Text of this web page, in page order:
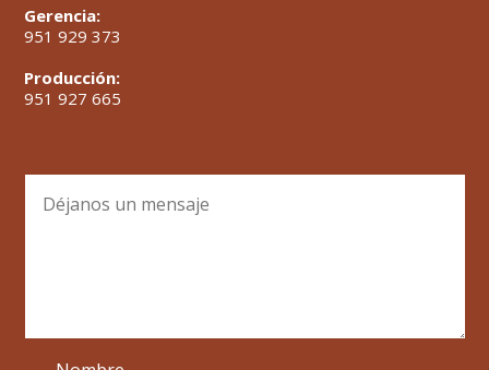
Gerencia:
951 929 373
Producción:
951 927 665